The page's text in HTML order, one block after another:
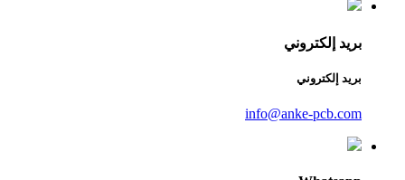
بريد إلكتروني
بريد إلكتروني
info@anke-pcb.com